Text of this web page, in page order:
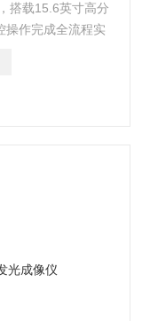
搭载15.6英寸高分
操作完成全流程实